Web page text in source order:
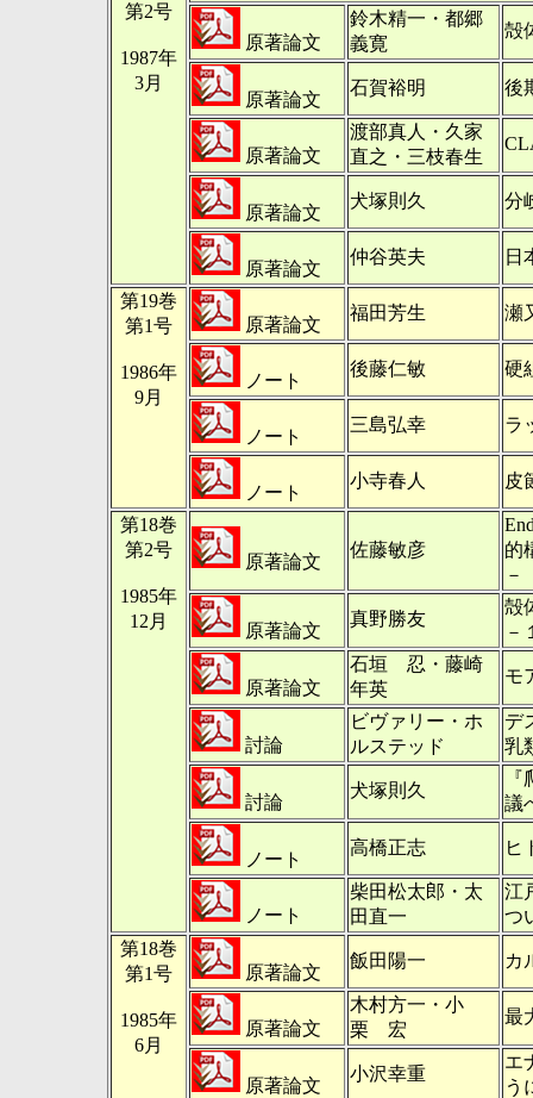
第2号
1987年
3月
原著論文
鈴木精一・都郷
義寛
殻
原著論文
石賀裕明 後
原著論文
渡部真人・久家
直之・三枝春生
原著論文
犬塚則久 分
原著論文
仲谷英夫 日
第19巻
第1号
1986年
9月
原著論文
福田芳生 瀬
ノート
後藤仁敏 硬
ノート
三島弘幸 ラ
ノート
小寺春人 皮
第18巻
第2号
1985年
12月
原著論文
佐藤敏彦
的
－
原著論文
真野勝友
殻
－
原著論文
石垣 忍・藤崎
年英
モ
討論
ビヴァリー・ホ
ルステッド
デ
乳
討論
犬塚則久
議
ノート
高橋正志 ヒ
ノート
柴田松太郎・太
田直一
江
つ
第18巻
第1号
1985年
6月
原著論文
飯田陽一 カ
原著論文
木村方一・小
栗 宏
最
原著論文
小沢幸重
エ
う